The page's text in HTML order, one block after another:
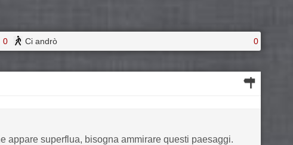
0 Ci andrò 0
appare superflua, bisogna ammirare questi paesaggi.